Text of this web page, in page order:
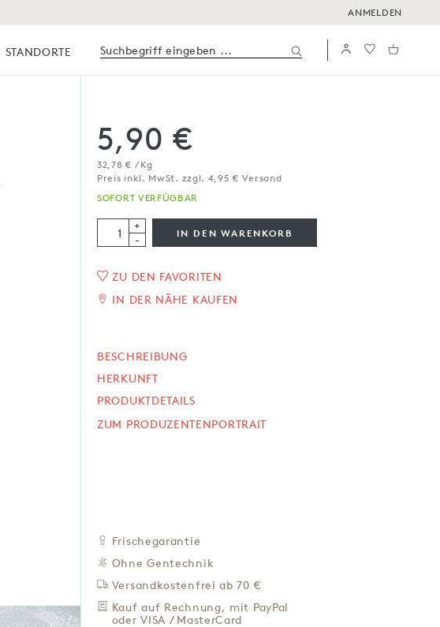
ANMELDEN
STANDORTE
Chutney mit süßer Chili
5,90 €
Preis inkl. MwSt. zzgl. 4,95 € Versand
+
IN DEN WARENKORB
BESCHREIBUNG
HERKUNFT
PRODUKTDETAILS
ZUM PRODUZENTENPORTRAIT
SOFORT VERFÜGBAR
5,90 €
32,78 € / Kg
Preis inkl. MwSt. zzgl. 4,95 € Versand
+
-
IN DEN WARENKORB
ZU DEN FAVORITEN
IN DER NÄHE KAUFEN
BESCHREIBUNG
HERKUNFT
PRODUKTDETAILS
ZUM PRODUZENTENPORTRAIT
Frischegarantie
Ohne Gentechnik
Versandkostenfrei ab 70 €
Kauf auf Rechnung, mit PayPal
oder VISA / MasterCard